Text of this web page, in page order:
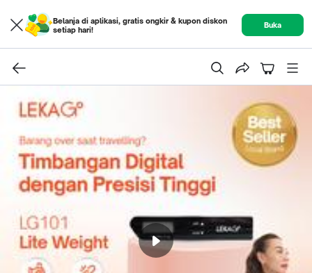
Belanja di aplikasi, gratis ongkir & kupon diskon
setiap hari!
Buka